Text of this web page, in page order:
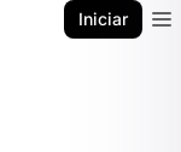
Iniciar